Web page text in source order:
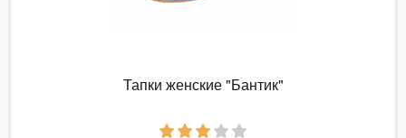
Тапки женские "Бантик"